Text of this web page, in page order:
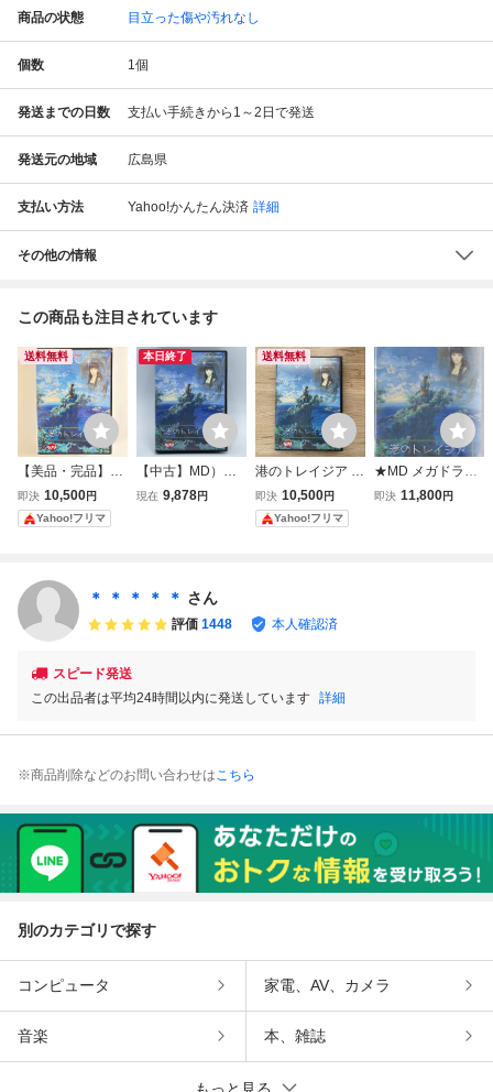
商品の状態 目立った傷や汚れなし
個数 1個
発送までの日数 支払い手続きから1～2日で発送
発送元の地域 広島県
支払い方法 Yahoo!かんたん決済 詳細
その他の情報
この商品も注目されています
送料無料
【美品・完品】M
D メガドライブ 港
のトレイジア RIO
T 日本テレネット
ム SEGA
即決 10,500円
Yahoo!フリマ
本日終了
【中古】MD）メ
ガドライブ)日本テ
現在 9,878円
送料無料
港のトレイジア 葉
書付き メガドライ
ブ MD レア RIOT
日本テレネット
即決 10,500円
Yahoo!フリマ
★MD メガドライ
ブ 港のトレイジア
即決 11,800円
＊ ＊ ＊ ＊ ＊ さん
評価 1448 本人確認済
スピード発送
この出品者は平均24時間以内に発送しています 詳細
※商品削除などのお問い合わせはこちら
別のカテゴリで探す
コンピュータ 家電、AV、カメラ
音楽 本、雑誌
もっと見る